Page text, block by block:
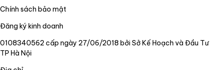
Chính sách bảo mật
Đăng ký kinh doanh
0108340562 cấp ngày 27/06/2018 bởi Sở Kế Hoạch và Đầu Tư
TP Hà Nội